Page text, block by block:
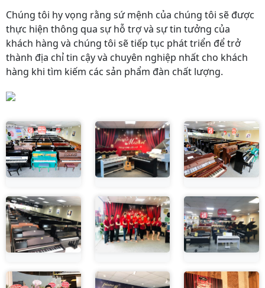
Chúng tôi hy vọng rằng sứ mệnh của chúng tôi sẽ được
thực hiện thông qua sự hỗ trợ và sự tin tưởng của
khách hàng và chúng tôi sẽ tiếp tục phát triển để trở
thành địa chỉ tin cậy và chuyên nghiệp nhất cho khách
hàng khi tìm kiếm các sản phẩm đàn chất lượng.